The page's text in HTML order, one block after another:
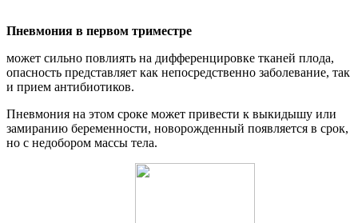
Пневмония в первом триместре
может сильно повлиять на дифференцировке тканей плода,
опасность представляет как непосредственно заболевание, так
и прием антибиотиков.
Пневмония на этом сроке может привести к выкидышу или
замиранию беременности, новорожденный появляется в срок,
но с недобором массы тела.